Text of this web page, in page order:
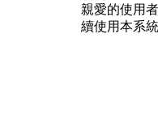
親愛的使用
續使用本系